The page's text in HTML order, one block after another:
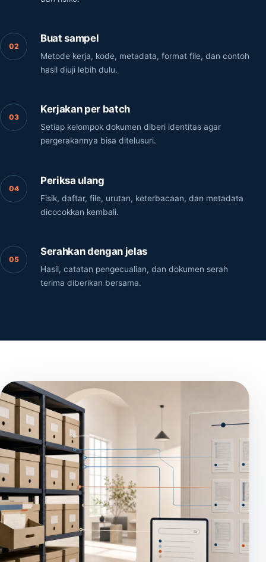
Buat sampel
Metode kerja, kode, metadata, format file, dan contoh
hasil diuji lebih dulu.
Kerjakan per batch
Setiap kelompok dokumen diberi identitas agar
pergerakannya bisa ditelusuri.
Periksa ulang
Fisik, daftar, file, urutan, keterbacaan, dan metadata
dicocokkan kembali.
Serahkan dengan jelas
Hasil, catatan pengecualian, dan dokumen serah
terima diberikan bersama.